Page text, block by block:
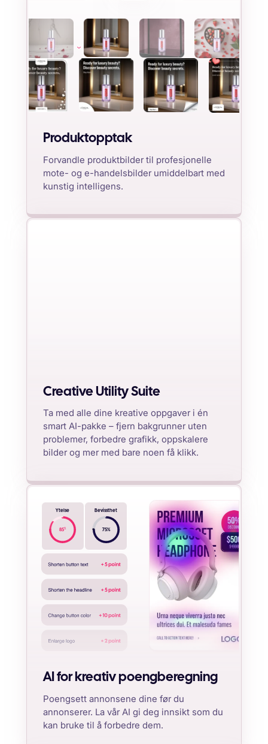
Produktopptak
Forvandle produktbilder til profesjonelle
mote- og e-handelsbilder umiddelbart med
kunstig intelligens.
Creative Utility Suite
Ta med alle dine kreative oppgaver i én
smart AI-pakke – fjern bakgrunner uten
problemer, forbedre grafikk, oppskalere
bilder og mer med bare noen få klikk.
Ytelse
85%
Bevissthet
75%
AI for kreativ poengberegning
Poengsett annonsene dine før du
annonserer. La vår AI gi deg innsikt som du
kan bruke til å forbedre dem.